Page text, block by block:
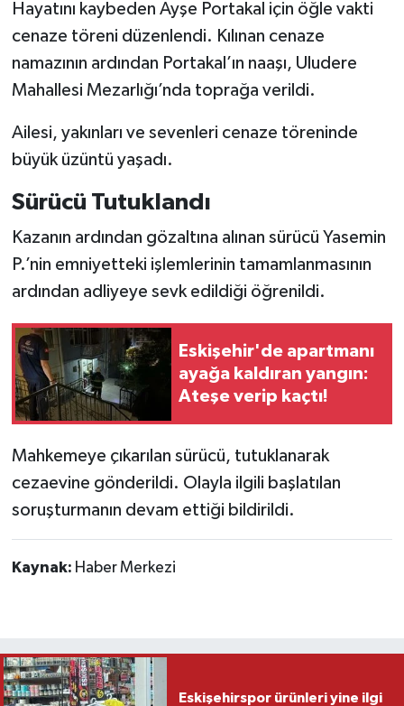
Hayatını kaybeden Ayşe Portakal için öğle vakti
cenaze töreni düzenlendi. Kılınan cenaze
namazının ardından Portakal’ın naaşı, Uludere
Mahallesi Mezarlığı’nda toprağa verildi.
Ailesi, yakınları ve sevenleri cenaze töreninde
büyük üzüntü yaşadı.
Sürücü Tutuklandı
Kazanın ardından gözaltına alınan sürücü Yasemin
P.’nin emniyetteki işlemlerinin tamamlanmasının
ardından adliyeye sevk edildiği öğrenildi.
Eskişehir'de apartmanı
ayağa kaldıran yangın:
Ateşe verip kaçtı!
Mahkemeye çıkarılan sürücü, tutuklanarak
cezaevine gönderildi. Olayla ilgili başlatılan
soruşturmanın devam ettiği bildirildi.
Kaynak: Haber Merkezi
Eskişehirspor ürünleri yine ilgi